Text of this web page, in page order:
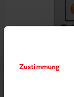
Zustimmung